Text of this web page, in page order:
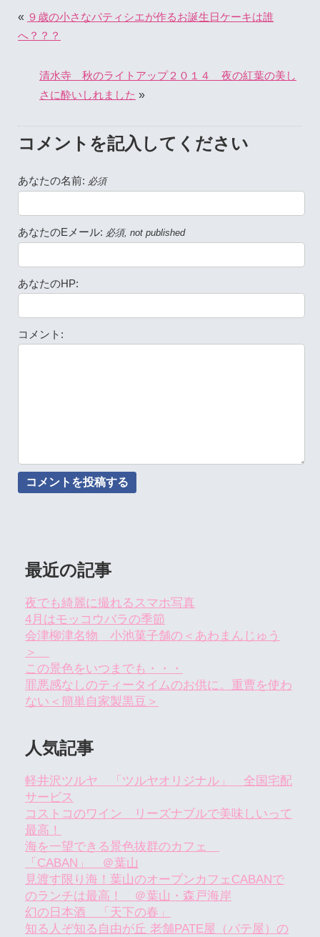
« ９歳の小さなパティシエが作るお誕生日ケーキは誰
へ？？？
清水寺 秋のライトアップ２０１４ 夜の紅葉の美し
さに酔いしれました »
コメントを記入してください
あなたの名前: 必須
あなたのEメール: 必須, not published
あなたのHP:
コメント:
最近の記事
夜でも綺麗に撮れるスマホ写真
4月はモッコウバラの季節
会津柳津名物 小池菓子舗の＜あわまんじゅう
＞
この景色をいつまでも・・・
罪悪感なしのティータイムのお供に。重曹を使わ
ない＜簡単自家製黒豆＞
人気記事
軽井沢ツルヤ 「ツルヤオリジナル」 全国宅配
サービス
コストコのワイン リーズナブルで美味しいって
最高！
海を一望できる景色抜群のカフェ
「CABAN」 ＠葉山
見渡す限り海！葉山のオープンカフェCABANで
のランチは最高！ ＠葉山・森戸海岸
幻の日本酒 「天下の春」
知る人ぞ知る自由が丘 老舗PATE屋（パテ屋）の